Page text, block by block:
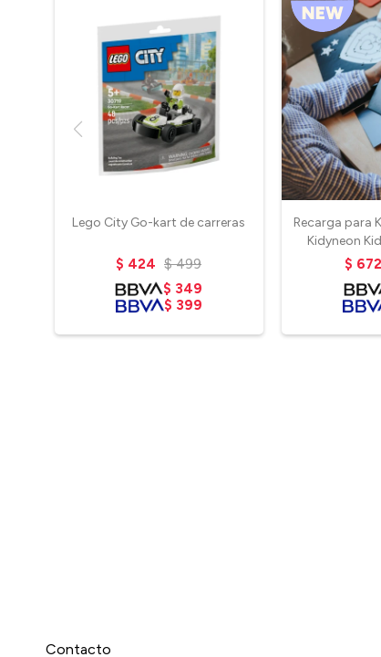
Lego City Go-kart de carreras
$ 424 $ 499
$ 349
$ 399
Recarga para
Kidyneon
$ 672
Contacto